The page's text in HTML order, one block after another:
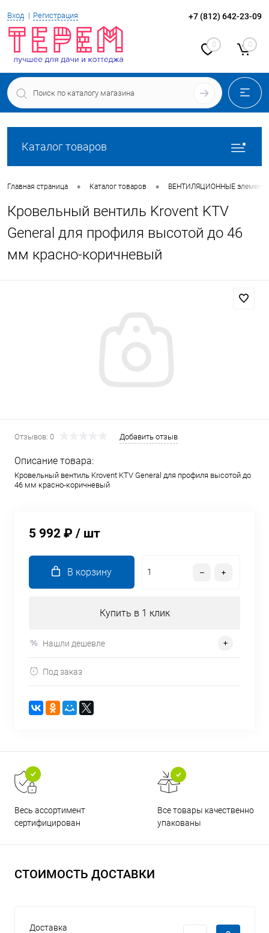
Вход Регистрация +7 (812) 642-23-09
0 0
Каталог товаров
Главная страница • Каталог товаров • ВЕНТИЛЯЦИОННЫЕ
Кровельный вентиль Krovent KTV
General для профиля высотой до 46
мм красно-коричневый
Отзывов: 0 Добавить отзыв
Описание товара:
Кровельный вентиль Krovent KTV General для профиля высотой до
46 мм красно-коричневый
5 992 ₽ / шт
В корзину
Купить в 1 клик
Нашли дешевле
Под заказ
Весь ассортимент
сертифицирован
Все товары качественно
упакованы
СТОИМОСТЬ ДОСТАВКИ
Доставка